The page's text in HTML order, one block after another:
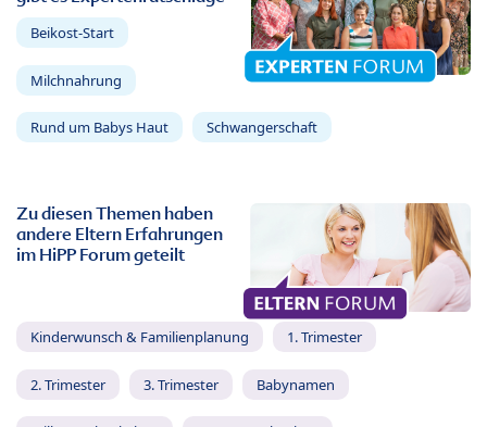
Beikost-Start
Milchnahrung
Rund um Babys Haut Schwangerschaft
Zu diesen Themen haben
andere Eltern Erfahrungen
im HiPP Forum geteilt
Kinderwunsch & Familienplanung 1. Trimester
2. Trimester 3. Trimester Babynamen